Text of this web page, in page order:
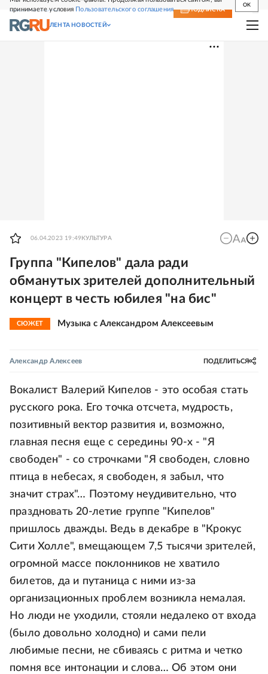
принимаете условия Пользовательского соглашения
OK
СВЕЖИЙ НОМЕР ПОДПИСКА
ЛЕНТА НОВОСТЕЙ
06.04.2023 19:49 КУЛЬТУРА
Группа "Кипелов" дала ради
обманутых зрителей дополнительный
концерт в честь юбилея "на бис"
СЮЖЕТ Музыка с Александром Алексеевым
Александр Алексеев ПОДЕЛИТЬСЯ
Вокалист Валерий Кипелов - это особая стать
русского рока. Его точка отсчета, мудрость,
позитивный вектор развития и, возможно,
главная песня еще с середины 90-х - "Я
свободен" - со строчками "Я свободен, словно
птица в небесах, я свободен, я забыл, что
значит страх"… Поэтому неудивительно, что
праздновать 20-летие группе "Кипелов"
пришлось дважды. Ведь в декабре в "Крокус
Сити Холле", вмещающем 7,5 тысячи зрителей,
огромной массе поклонников не хватило
билетов, да и путаница с ними из-за
организационных проблем возникла немалая.
Но люди не уходили, стояли недалеко от входа
(было довольно холодно) и сами пели
любимые песни, не сбиваясь с ритма и четко
помня все интонации и слова… Об этом они